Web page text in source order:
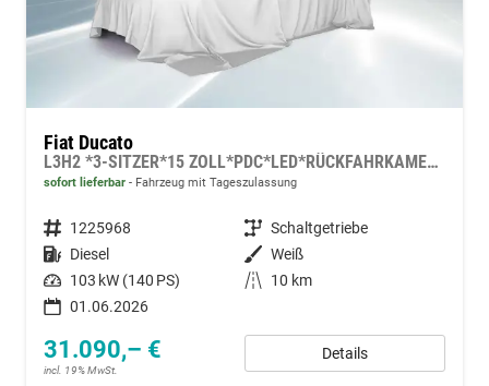
Fiat Ducato
L3H2 *3-SITZER*15 ZOLL*PDC*LED*RÜCKFAHRKAMERA*DAB*KLIMA*HECKTÜRE 260°*
sofort lieferbar Fahrzeug mit Tageszulassung
Fahrzeugnummer 1225968 Getriebe Schaltgetriebe
Kraftstoff Diesel Außenfarbe Weiß
Leistung 103 kW (140 PS) Kilometerstand
10 km
01.06.2026
31.090,– €
incl. 19% MwSt.
Details